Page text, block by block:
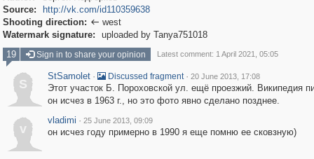
Source:
http://vk.com/id110359638
Shooting direction:  west
Watermark signature:
uploaded by Tanya751018
19
Sign in to share your opinion Latest comment: 1 April 2021, 05:05
S
StSamolet · Discussed fragment · 20 June 2013, 17:08
Этот участок Б. Пороховской ул. ещё проезжий. Википедия
он исчез в 1963 г., но это фото явно сделано позднее.
v
vladimi · 25 June 2013, 09:09
он исчез году примерно в 1990 я еще помню ее сковзную)